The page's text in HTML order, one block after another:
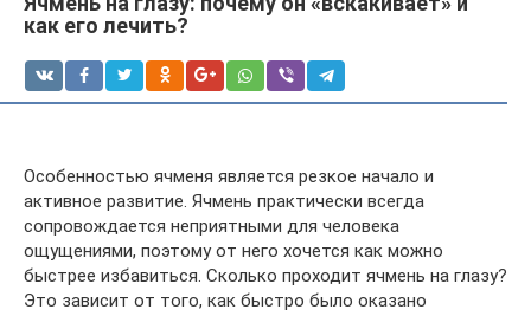
как его лечить?
Особенностью ячменя является резкое начало и
активное развитие. Ячмень практически всегда
сопровождается неприятными для человека
ощущениями, поэтому от него хочется как можно
быстрее избавиться. Сколько проходит ячмень на глазу?
Это зависит от того, как быстро было оказано